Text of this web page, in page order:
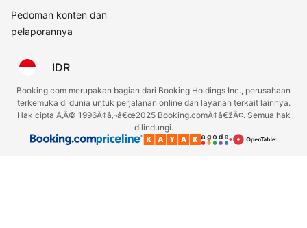
Pedoman konten dan
pelaporannya
IDR
Booking.com merupakan bagian dari Booking Holdings Inc., perusahaan
terkemuka di dunia untuk perjalanan online dan layanan terkait lainnya.
Hak cipta Ã‚Â© 1996Ã¢â‚¬â€œ2025 Booking.comÃ¢â€žÂ¢. Semua hak
dilindungi.